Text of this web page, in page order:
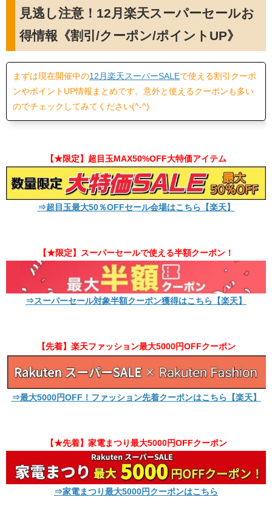
見逃し注意！12月楽天スーパーセールお
得情報《割引/クーポン/ポイントUP》
まずは現在開催中の12月楽天スーパーSALEで使える割引クーポ
ンやポイントUP情報まとめです。意外と使えるクーポンも多い
のでチェックしてみてください(^-^)
【★限定】超目玉MAX50%OFF大特価アイテム
⇒超目玉最大50％OFFセール会場はこちら【楽天】
【★限定】スーパーセールで使える半額クーポン！
⇒スーパーセール対象半額クーポン獲得はこちら【楽天】
【先着】楽天ファッション最大5000円OFFクーポン
⇒最大5000円OFF！ファッション先着クーポンはこちら【楽天】
【★先着】家電まつり最大5000円OFFクーポン
⇒家電まつり最大5000円クーポンはこちら